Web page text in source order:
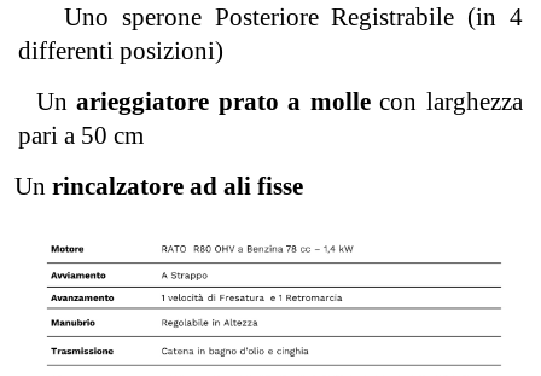
Uno sperone Posteriore Registrabile (in 4
differenti posizioni)
Unarieggiatore prato a mollecon larghezza
pari a 50 cm
Un rincalzatore ad ali fisse